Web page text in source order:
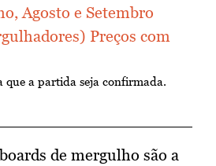
Agosto e Setembro
Preços com
a partida seja confirmada.
de mergulho são a